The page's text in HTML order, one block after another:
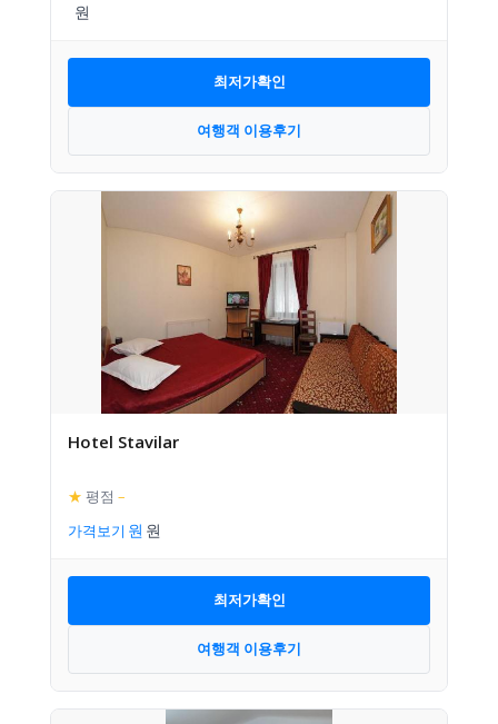
최저가확인
여행객 이용후기
Hotel Stavilar
★ 평점 –
가격보기
최저가확인
여행객 이용후기